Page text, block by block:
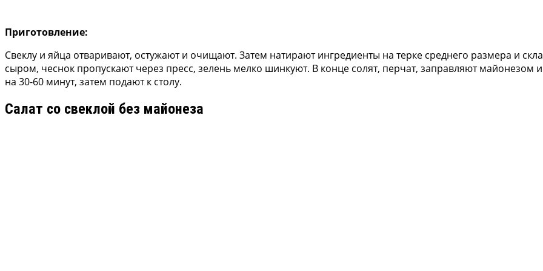
Приготовление:
Свеклу и яйца отваривают, остужают и очищают. Затем натирают ингредиенты на терке среднего размера и
сыром, чеснок пропускают через пресс, зелень мелко шинкуют. В конце солят, перчат, заправляют майонезом
на 30-60 минут, затем подают к столу.
Салат со свеклой без майонеза